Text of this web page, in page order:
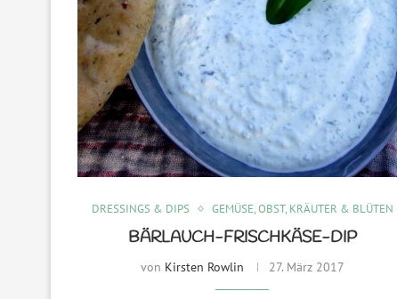
DRESSINGS & DIPS GEMÜSE, OBST, KRÄUTER & BLÜTEN
BÄRLAUCH-FRISCHKÄSE-DIP
von Kirsten Rowlin 27. März 2017